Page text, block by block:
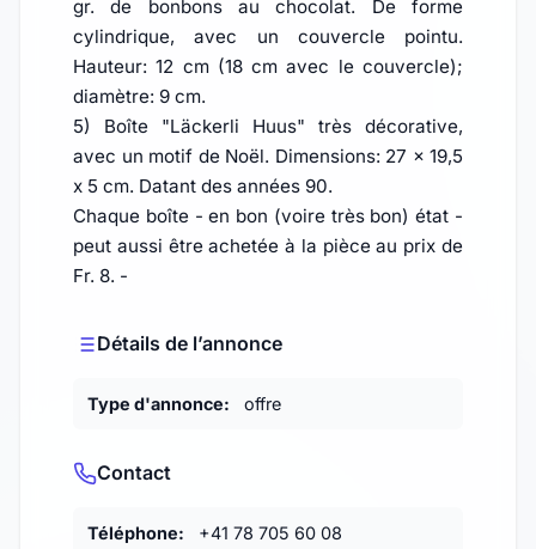
gr. de bonbons au chocolat. De forme
cylindrique, avec un couvercle pointu.
Hauteur: 12 cm (18 cm avec le couvercle);
diamètre: 9 cm.
5) Boîte "Läckerli Huus" très décorative,
avec un motif de Noël. Dimensions: 27 x 19,5
x 5 cm. Datant des années 90.
Chaque boîte - en bon (voire très bon) état -
peut aussi être achetée à la pièce au prix de
Fr. 8. -
Détails de l’annonce
Type d'annonce: offre
Contact
Téléphone: +41 78 705 60 08